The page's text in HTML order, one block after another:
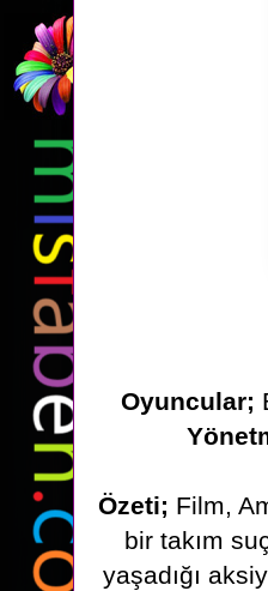
Oyuncular;
Özeti; Film,
bir takım
yaşadığı